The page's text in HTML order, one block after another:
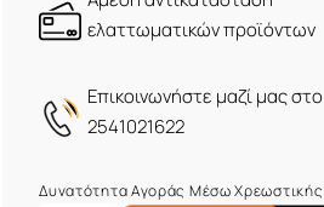
ελαττωματικών προϊόντων
Eπικοινωνήστε μαζί μας στο
2541021622
Δυνατότητα Αγοράς Μέσω Χρεωστικής